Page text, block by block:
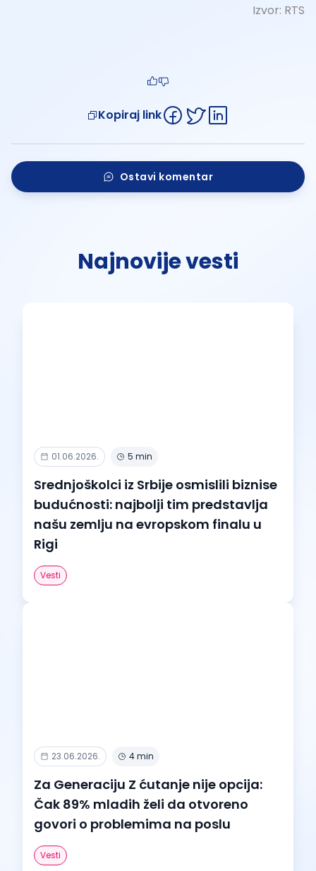
Izvor: RTS
Kopiraj link
Ostavi komentar
Najnovije vesti
01.06.2026. 5 min
Srednjoškolci iz Srbije osmislili biznise
budućnosti: najbolji tim predstavlja
našu zemlju na evropskom finalu u
Rigi
Vesti
23.06.2026. 4 min
Za Generaciju Z ćutanje nije opcija:
Čak 89% mladih želi da otvoreno
govori o problemima na poslu
Vesti